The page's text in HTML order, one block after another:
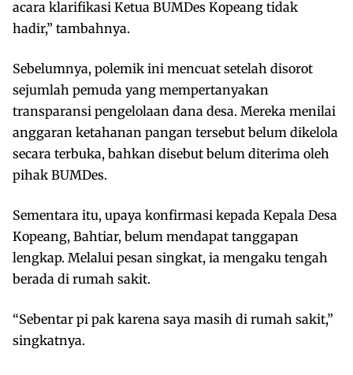
acara klarifikasi Ketua BUMDes Kopeang tidak
hadir,” tambahnya.
Sebelumnya, polemik ini mencuat setelah disorot
sejumlah pemuda yang mempertanyakan
transparansi pengelolaan dana desa. Mereka menilai
anggaran ketahanan pangan tersebut belum dikelola
secara terbuka, bahkan disebut belum diterima oleh
pihak BUMDes.
Sementara itu, upaya konfirmasi kepada Kepala Desa
Kopeang, Bahtiar, belum mendapat tanggapan
lengkap. Melalui pesan singkat, ia mengaku tengah
berada di rumah sakit.
“Sebentar pi pak karena saya masih di rumah sakit,”
singkatnya.